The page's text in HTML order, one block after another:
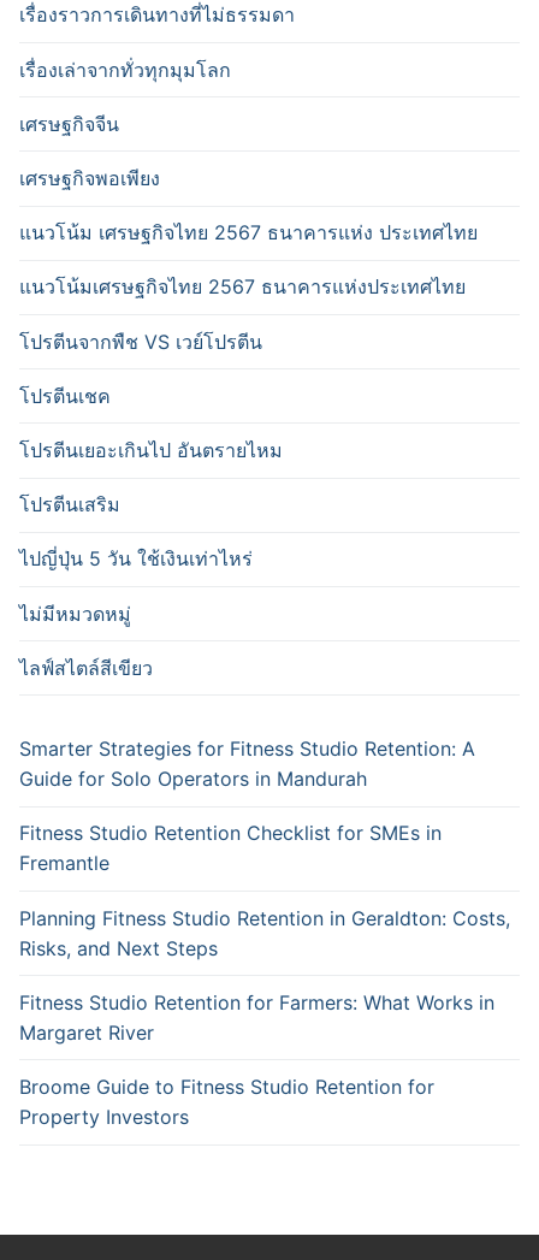
เรื่องราวการเดินทางที่ไม่ธรรมดา
เรื่องเล่าจากทั่วทุกมุมโลก
เศรษฐกิจจีน
เศรษฐกิจพอเพียง
แนวโน้ม เศรษฐกิจไทย 2567 ธนาคารแห่ง ประเทศไทย
แนวโน้มเศรษฐกิจไทย 2567 ธนาคารแห่งประเทศไทย
โปรตีนจากพืช VS เวย์โปรตีน
โปรตีนเชค
โปรตีนเยอะเกินไป อันตรายไหม
โปรตีนเสริม
ไปญี่ปุ่น 5 วัน ใช้เงินเท่าไหร่
ไม่มีหมวดหมู่
ไลฟ์สไตล์สีเขียว
Smarter Strategies for Fitness Studio Retention: A
Guide for Solo Operators in Mandurah
Fitness Studio Retention Checklist for SMEs in
Fremantle
Planning Fitness Studio Retention in Geraldton: Costs,
Risks, and Next Steps
Fitness Studio Retention for Farmers: What Works in
Margaret River
Broome Guide to Fitness Studio Retention for
Property Investors